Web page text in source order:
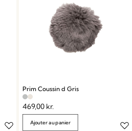
Prim Coussin d Gris
469,00 kr.
Ajouter au panier